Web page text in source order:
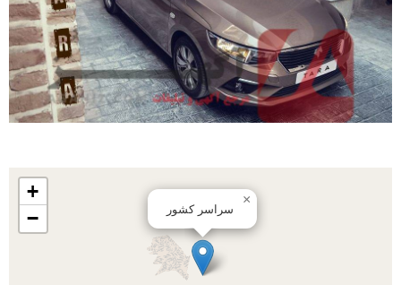
سراسر کشور
×
+
−